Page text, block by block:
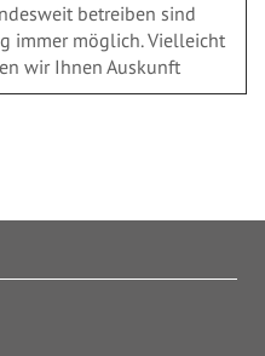
betreiben sind
immer möglich. Vielleicht
wir Ihnen Auskunft